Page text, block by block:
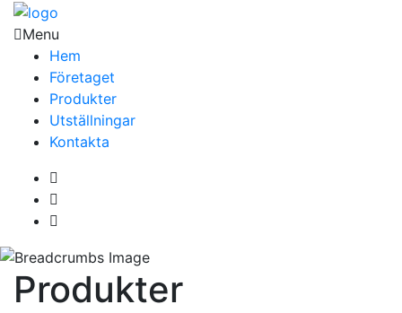
Menu
Hem
Företaget
Produkter
Utställningar
Kontakta
Produkter